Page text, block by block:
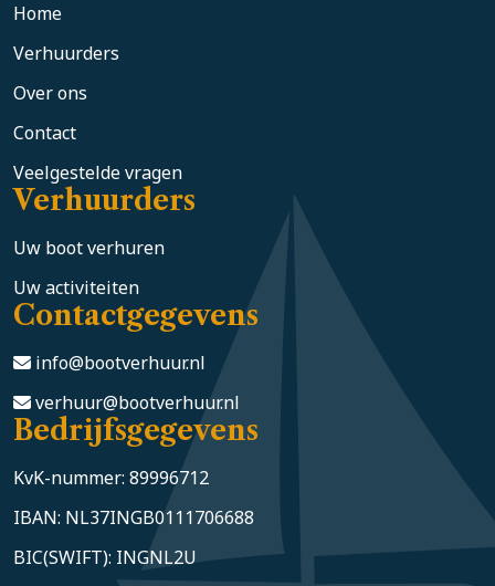
Home
Verhuurders
Over ons
Contact
Veelgestelde vragen
Verhuurders
Uw boot verhuren
Uw activiteiten
Contactgegevens
info@bootverhuur.nl
verhuur@bootverhuur.nl
Bedrijfsgegevens
KvK-nummer: 89996712
IBAN: NL37INGB0111706688
BIC(SWIFT): INGNL2U